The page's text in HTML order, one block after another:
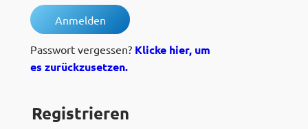
Passwort vergessen? Klicke hier, um
es zurückzusetzen.
Registrieren